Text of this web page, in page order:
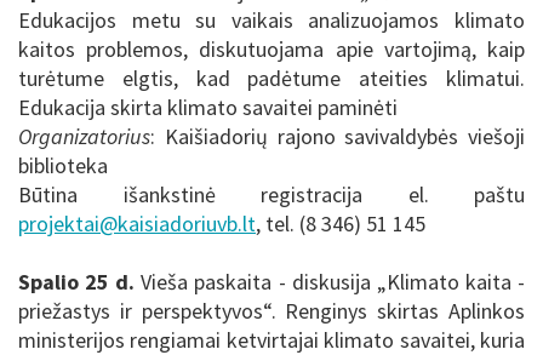
Edukacijos metu su vaikais analizuojamos klimato
kaitos problemos, diskutuojama apie vartojimą, kaip
turėtume elgtis, kad padėtume ateities klimatui.
Edukacija skirta klimato savaitei paminėti
Organizatorius: Kaišiadorių rajono savivaldybės viešoji
biblioteka
Būtina išankstinė registracija el. paštu
projektai@kaisiadoriuvb.lt, tel. (8 346) 51 145
Spalio 25 d. Vieša paskaita - diskusija „Klimato kaita -
priežastys ir perspektyvos“. Renginys skirtas Aplinkos
ministerijos rengiamai ketvirtajai klimato savaitei, kuria